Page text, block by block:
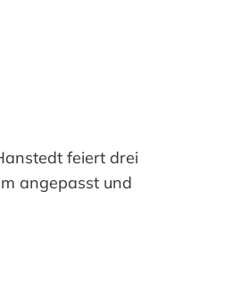
feiert drei
angepasst und